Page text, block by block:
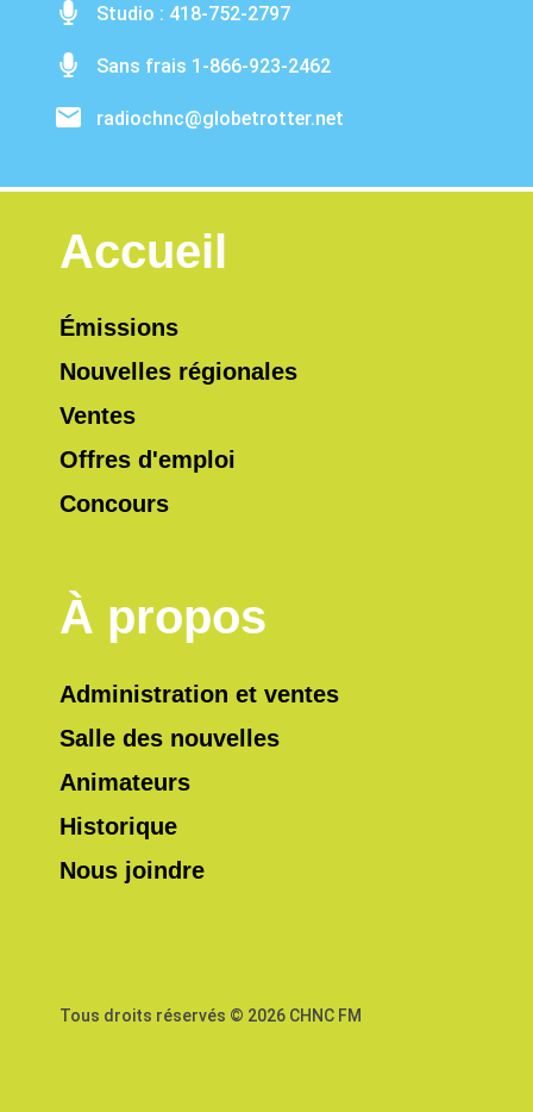
Studio : 418-752-2797
Sans frais 1-866-923-2462
radiochnc@globetrotter.net
Accueil
Émissions
Nouvelles régionales
Ventes
Offres d'emploi
Concours
À propos
Administration et ventes
Salle des nouvelles
Animateurs
Historique
Nous joindre
Tous droits réservés © 2026 CHNC FM